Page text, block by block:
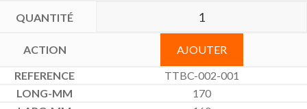
AJOUTER
TTBC-002-001
170